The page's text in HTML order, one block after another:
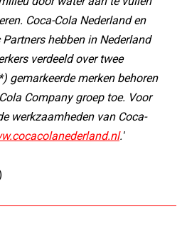
Coca-Cola Nederland en
hebben in Nederland
verdeeld over twee
gemarkeerde merken behoren
Company groep toe. Voor
werkzaamheden van Coca-
.'